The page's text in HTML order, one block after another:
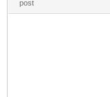
post